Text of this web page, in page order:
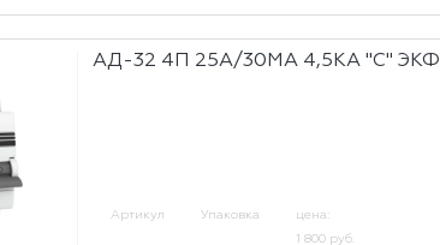
АД-32 4П 25А/30МА 4,5КА "С" ЭКФ
Артикул Упаковка
цена:
1 800 руб.